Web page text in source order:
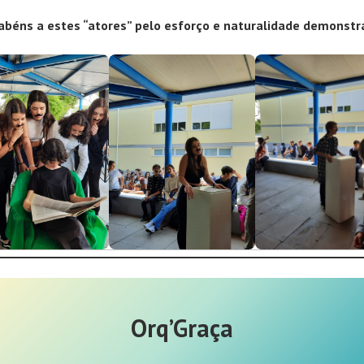
a estes “atores” pelo esforço e naturalidade
Orq’Graça